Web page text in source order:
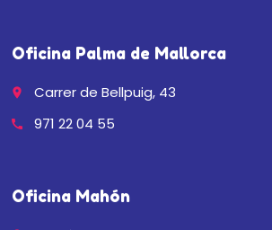
Oficina Palma de Mallorca
place Carrer de Bellpuig, 43
call 971 22 04 55
Oficina Mahón